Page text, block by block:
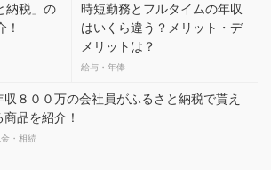
納税」の
！
時短勤務とフルタイムの年収
はいくら違う？メリット・デ
メリットは？
給与・年俸
収８００万の会社員がふるさと納税で貰え
商品を紹介！
・相続